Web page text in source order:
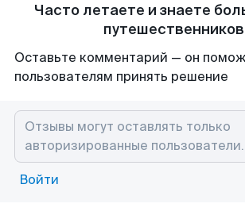
Часто летаете и знаете
Оставьте комментарий — он
пользователям принять решение
Войти